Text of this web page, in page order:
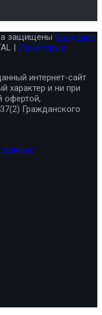
защищены Создание
| Структура и
интернет-сайт
характер и ни при
офертой,
Гражданского
данных